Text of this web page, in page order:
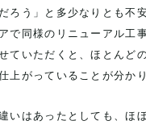
ろう」と多少なりとも不
で同様のリニューアル工
ていただくと、ほとんど
上がっていることが分か
いはあったとしても、ほ